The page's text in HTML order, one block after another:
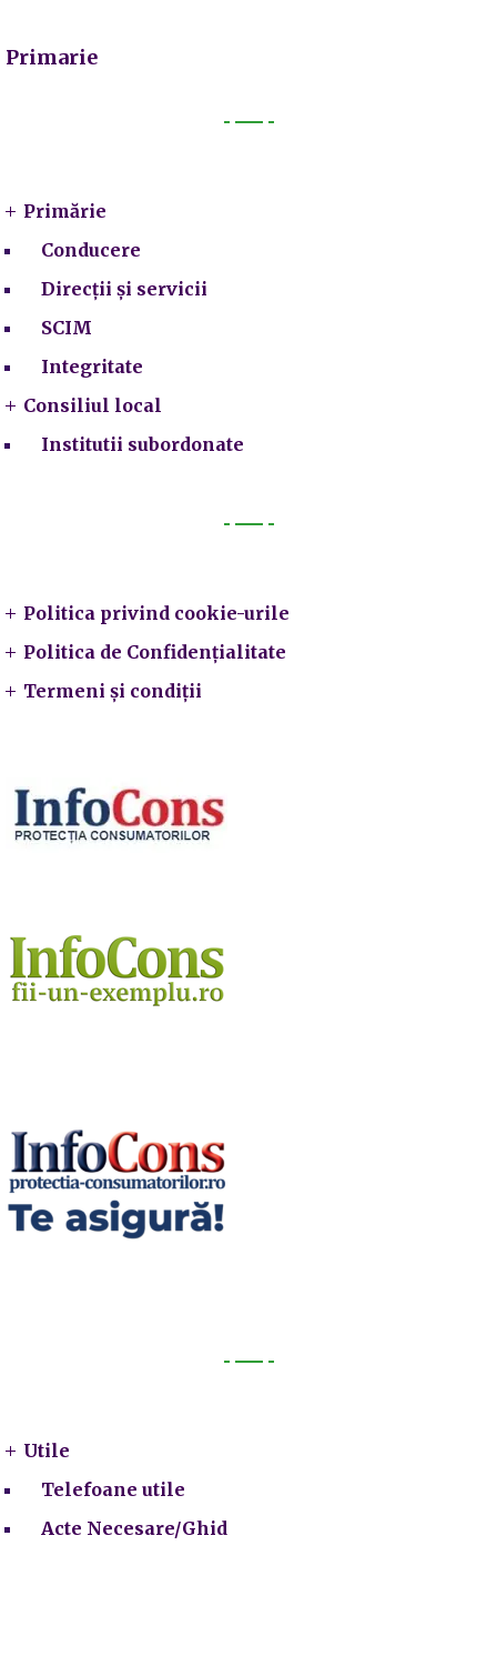
Primarie
Primărie
Conducere
Direcții și servicii
SCIM
Integritate
Consiliul local
Institutii subordonate
Politica privind cookie-urile
Politica de Confidențialitate
Termeni și condiții
Utile
Telefoane utile
Acte Necesare/Ghid